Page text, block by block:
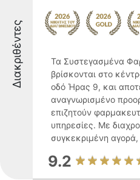
Διακριθέντες
Τα Συστεγασμένα
βρίσκονται στο
οδό Ήρας 9, και
αναγνωρισμένο
επιζητούν
υπηρεσίες. Με
συγκεκριμένη
9.2